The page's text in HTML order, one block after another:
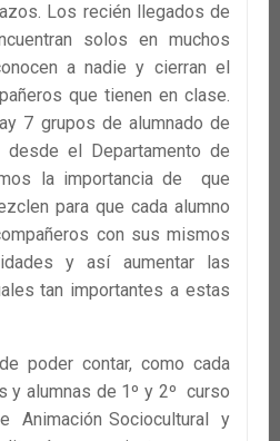
Los recién llegados de
solos en muchos
a nadie y cierran el
que tienen en clase.
7 grupos de alumnado de
el Departamento de
la importancia de que
para que cada alumno
con sus mismos
y así aumentar las
tan importantes a estas
poder contar, como cada
y alumnas de 1º y 2º curso
Animación Sociocultural y